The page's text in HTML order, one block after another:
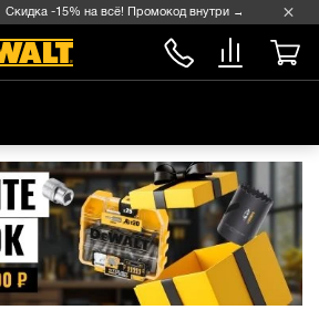
Скидка -15% на всё! Промокод внутри →